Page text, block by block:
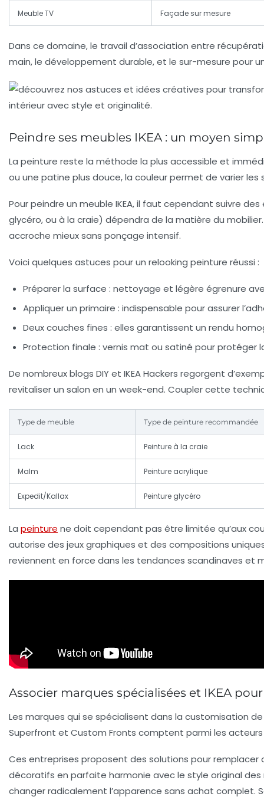
Meuble TV Façade sur mesure
Dans ce domaine, le travail d’association entre
main, le développement durable, et le sur-mesure pour
Peindre ses meubles IKEA : un moyen
La peinture reste la méthode la plus accessible et
ou une patine plus douce, la couleur permet de varier les
Pour peindre un meuble IKEA, il faut cependant suivre
glycéro, ou à la craie) dépendra de la matière du
accroche mieux sans ponçage intensif.
Voici quelques astuces pour un relooking peinture réussi :
Préparer la surface : nettoyage et légère égrenure
Appliquer un primaire : indispensable pour assurer
Deux couches fines : elles garantissent un rendu
Protection finale : vernis mat ou satiné pour protéger
De nombreux blogs DIY et IKEA Hackers regorgent
revitaliser un salon en un week-end. Coupler cette
Type de meuble Type de peinture recommandée
Lack Peinture à la craie
Malm Peinture acrylique
Expedit/Kallax Peinture glycéro
La peinture ne doit cependant pas être limitée qu’aux
autorise des jeux graphiques et des compositions
reviennent en force dans les tendances scandinaves et
Associer marques spécialisées et IKEA
Les marques qui se spécialisent dans la customisation
Superfront et Custom Fronts comptent parmi les
Ces entreprises proposent des solutions pour remplacer
décoratifs en parfaite harmonie avec le style original
changer radicalement l’apparence sans achat